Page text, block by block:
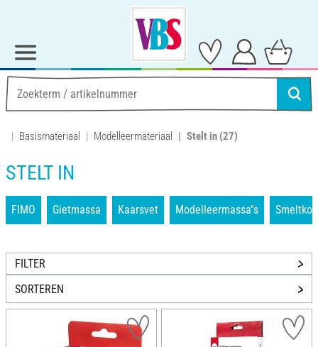
Basismateriaal Modelleermateriaal Stelt in (27)
STELT IN
FIMO Gietmassa Kaarsvet Modelleermassa''s
FILTER
SORTEREN